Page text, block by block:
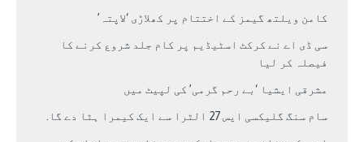
کامن ویلتھ گیمز کے اختتام پر کھلاڑی ‘لاپتہ’
سی ڈی اے نے کرکٹ اسٹیڈیم پر کام جلد شروع کرنے کا
فیصلہ کر لیا
مشرقی ایشیا ‘بے رحم گرمی’ کی لپیٹ میں
سام سنگ گلیکسی ایس 27 الٹرا سے ایک کیمرا ہٹا دے گا.